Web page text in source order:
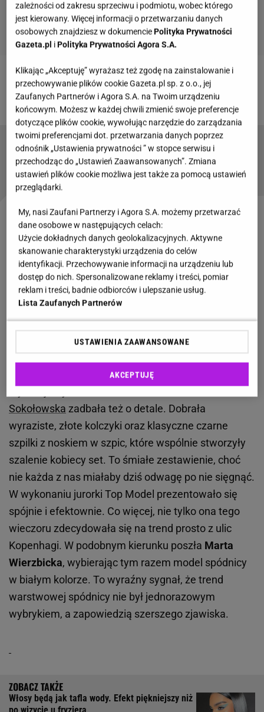
Zobacz wideoSokołowska podsumowała kariery El
Dursi i Pisarek. Ależ słowa!
Jesienny hit 2025! Biała taliowana koszula
damska w stylu Mai Bohosiewicz
Marynarka oversize i koronkowa spódnica. Ta
odważna stylizacja zachwyciła na ramówce TVN
Look Kasi Sokołowskiej pokazuje, że wyważona
odrobina modowej odwagi popłaca. Baząoutfitu
elegancki komplet garniturowy o oryginalnym kroju
- marynarka bez kołnierza z dużymi, powlekanymi
guzikami i spodnie flare (z wąską górą i szerokimi
nogawkami). Wisienką na torcie okazała się
koronkowa, czarna spódnica midi
Sokołowska zadbała też o detale. Dobrała
wyraziste, złote kolczyki oraz klasyczne czarne
szpilki z noskiem w szpic, które wspólnie stworzyły
szalenie kobiecy set. To śmiałe zestawienie, choć
nie każda z nas miałaby dziś odwagę po nie sięgnąć.
W wykonaniu jurorki Top Model prezentowało się
spójnie i efektownie. Co więcej, nie tylko ona tego
wieczoru zdecydowała się na trend prosto z ulic
Kopenhagi. W podobnym kierunku poszła Marta
Wierzbicka, wybierając tym razem model spódnicy
w białym kolorze. To wyraźny sygnał, że trend
warstwowej spódnicy nie był jednorazowym
wybrykiem, a zapowiedzią szerszego zjawiska.
Włosy będą jak tafla wody. Efekt piękniejszy niż
zależności od zakresu sprzeciwu i podmiotu, wobec którego
jest kierowany. Więcej informacji o przetwarzaniu danych
osobowych znajdziesz w dokumenciePolityka Prywatności
Gazeta.pl iPolityka Prywatności Agora S.A.
Klikając „Akceptuję” wyrażasz też zgodę na zainstalowanie i
przechowywanie plików cookie Gazeta.pl sp. z o.o., jej
Zaufanych Partnerów i Agora S.A. na Twoim urządzeniu
końcowym. Możesz w każdej chwili zmienić swoje preferencje
dotyczące plików cookie, wywołując narzędzie do zarządzania
twoimi preferencjami dot. przetwarzania danych poprzez
odnośnik „Ustawienia prywatności ” w stopce serwisu i
przechodząc do „Ustawień Zaawansowanych”. Zmiana
ustawień plików cookie możliwa jest także za pomocą ustawień
przeglądarki.
My, nasi Zaufani Partnerzy i Agora S.A. możemy przetwarzać
dane osobowe w następujących celach:
Użycie dokładnych danych geolokalizacyjnych. Aktywne
skanowanie charakterystyki urządzenia do celów
identyfikacji. Przechowywanie informacji na urządzeniu lub
dostęp do nich. Spersonalizowane reklamy i treści, pomiar
reklam i treści, badnie odbiorców i ulepszanie usług.
Lista Zaufanych Partnerów
USTAWIENIA ZAAWANSOWANE
AKCEPTUJĘ